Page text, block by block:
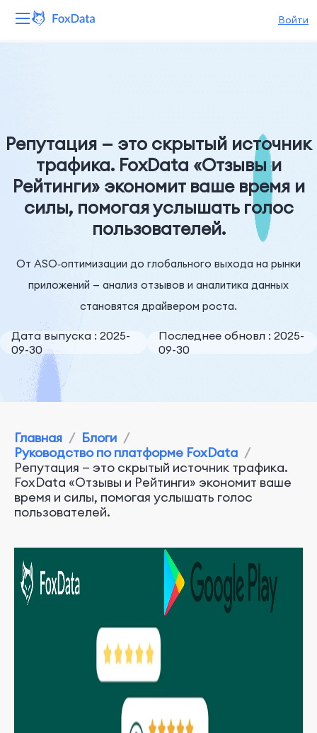
Войти
Ресурсы
Цены
Репутация — это скрытый источник
трафика. FoxData «Отзывы и
Рейтинги» экономит ваше время и
силы, помогая услышать голос
пользователей.
От ASO‑оптимизации до глобального выхода на рынки
приложений — анализ отзывов и аналитика данных
становятся драйвером роста.
Дата выпуска : 2025-
09-30
Последнее обновл : 2025-
09-30
Главная / Блоги /
Руководство по платформе FoxData /
Репутация — это скрытый источник трафика.
FoxData «Отзывы и Рейтинги» экономит ваше
время и силы, помогая услышать голос
пользователей.